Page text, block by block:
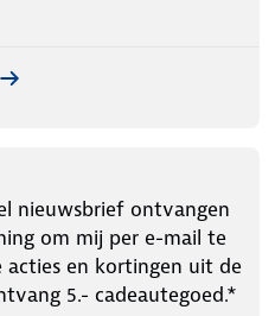
nieuwsbrief ontvangen
om mij per e-mail te
acties en kortingen uit de
5.- cadeautegoed.*